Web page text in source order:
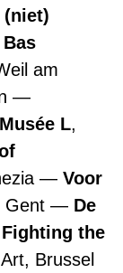
(niet)
Bas
am
Musée L,
Voor
Gent
De
Fighting the
Brussel